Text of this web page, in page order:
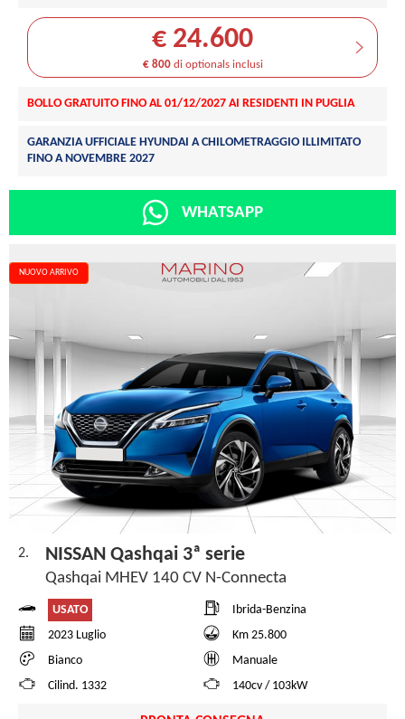
€ 24.600
€ 800di optionals inclusi
BOLLO GRATUITO FINO AL 01/12/2027 AI RESIDENTI IN PUGLIA
GARANZIA UFFICIALE HYUNDAI A CHILOMETRAGGIO ILLIMITATO
FINO A NOVEMBRE 2027
WHATSAPP
NUOVO ARRIVO
2. NISSAN Qashqai 3ª serie
Qashqai MHEV 140 CV N-Connecta
USATO
Ibrida-Benzina
2023 Luglio
Km 25.800
Bianco
Manuale
Cilind. 1332
140cv / 103kW